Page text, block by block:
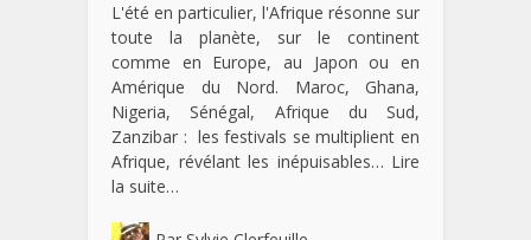
L'été en particulier, l'Afrique résonne sur
toute la planète, sur le continent
comme en Europe, au Japon ou en
Amérique du Nord. Maroc, Ghana,
Nigeria, Sénégal, Afrique du Sud,
Zanzibar : les festivals se multiplient en
Afrique, révélant les inépuisables… Lire
la suite…